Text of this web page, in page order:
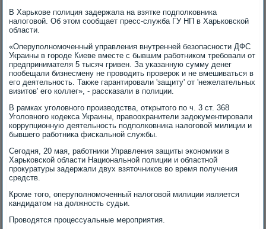
В Харькове полиция задержала на взятке подполковника
налоговой. Об этом сообщает пресс-служба ГУ НП в Харьковской
области.
«Оперуполномоченный управления внутренней безопасности ДФС
Украины в городе Киеве вместе с бывшим работником требовали от
предпринимателя 5 тысяч гривен. За указанную сумму денег
пообещали бизнесмену не проводить проверок и не вмешиваться в
его деятельность. Также гарантировали 'защиту' от 'нежелательных
визитов' его коллег», - рассказали в полиции.
В рамках уголовного производства, открытого по ч. 3 ст. 368
Уголовного кодекса Украины, правоохранители задокументировали
коррупционную деятельность подполковника налоговой милиции и
бывшего работника фискальной службы.
Сегодня, 20 мая, работники Управления защиты экономики в
Харьковской области Национальной полиции и областной
прокуратуры задержали двух взяточников во время получения
средств.
Кроме того, оперуполномоченный налоговой милиции является
кандидатом на должность судьи.
Проводятся процессуальные мероприятия.